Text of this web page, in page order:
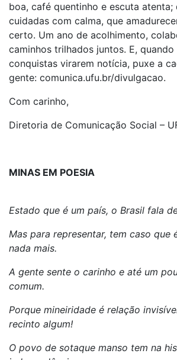
boa, café quentinho e escuta atenta;
cuidadas com calma, que
certo. Um ano de acolhimento,
caminhos trilhados juntos. E,
conquistas virarem notícia, puxe a
gente: comunica.ufu.br/divulgacao.
Com carinho,
Diretoria de Comunicação Social –
MINAS EM POESIA
Estado que é um país, o Brasil fala
Mas para representar, tem caso que
nada mais.
A gente sente o carinho e até um
comum.
Porque mineiridade é relação
recinto algum!
O povo de sotaque manso tem na